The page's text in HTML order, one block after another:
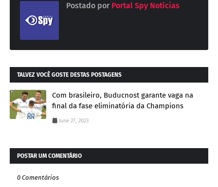
Postado por Portal Spy Notícias
TALVEZ VOCÊ GOSTE DESTAS POSTAGENS
Com brasileiro, Buducnost garante vaga na
final da fase eliminatória da Champions
June 27, 2023
POSTAR UM COMENTÁRIO
0 Comentários